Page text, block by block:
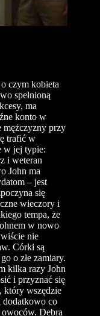
czym kobieta
spełnioną
ma
konto w
mężczyzny przy
trafić w
w jej typie:
i weteran
John ma
– jest
się
wieczory i
tempa, że
w nowo
nie
Córki są
o złe zamiary.
kilka razy John
i przyznać się
który wszędzie
dodatkowo co
Debra